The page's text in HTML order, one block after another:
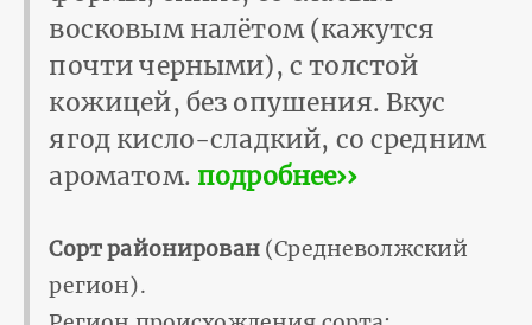
восковым налётом (кажутся
почти черными), с толстой
кожицей, без опушения. Вкус
ягод кисло-сладкий, со средним
ароматом. подробнее››
Сорт районирован(Средневолжский
регион).